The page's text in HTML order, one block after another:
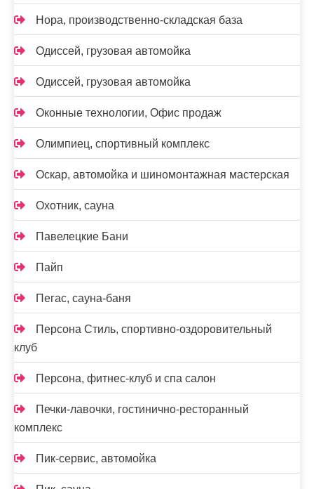
Нора, производственно-складская база
Одиссей, грузовая автомойка
Одиссей, грузовая автомойка
Оконные технологии, Офис продаж
Олимпиец, спортивный комплекс
Оскар, автомойка и шиномонтажная мастерская
Охотник, сауна
Павелецкие Бани
Пайп
Пегас, сауна-баня
Персона Стиль, спортивно-оздоровительный
клуб
Персона, фитнес-клуб и спа салон
Печки-лавочки, гостинично-ресторанный
комплекс
Пик-сервис, автомойка